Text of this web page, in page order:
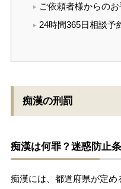
ご依頼者様からの
24時間365日相談予
痴漢の刑罰
痴漢は何罪？迷惑防止
痴漢には、都道府県が定め